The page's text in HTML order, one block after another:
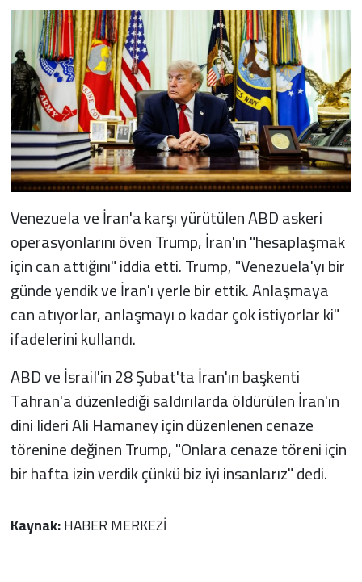
Venezuela ve İran'a karşı yürütülen ABD askeri
operasyonlarını öven Trump, İran'ın "hesaplaşmak
için can attığını" iddia etti. Trump, "Venezuela'yı bir
günde yendik ve İran'ı yerle bir ettik. Anlaşmaya
can atıyorlar, anlaşmayı o kadar çok istiyorlar ki"
ifadelerini kullandı.
ABD ve İsrail'in 28 Şubat'ta İran'ın başkenti
Tahran'a düzenlediği saldırılarda öldürülen İran'ın
dini lideri Ali Hamaney için düzenlenen cenaze
törenine değinen Trump, "Onlara cenaze töreni için
bir hafta izin verdik çünkü biz iyi insanlarız" dedi.
Kaynak:HABER MERKEZİ